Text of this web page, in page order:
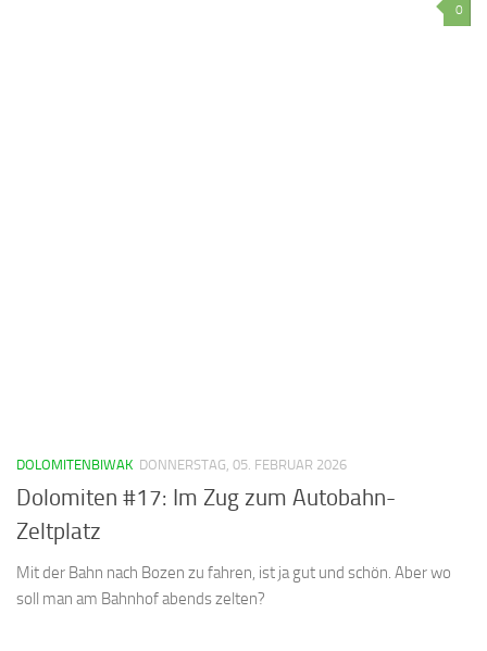
0
DOLOMITENBIWAK DONNERSTAG, 05. FEBRUAR 2026
Dolomiten #17: Im Zug zum Autobahn-
Zeltplatz
Mit der Bahn nach Bozen zu fahren, ist ja gut und schön. Aber wo
soll man am Bahnhof abends zelten?